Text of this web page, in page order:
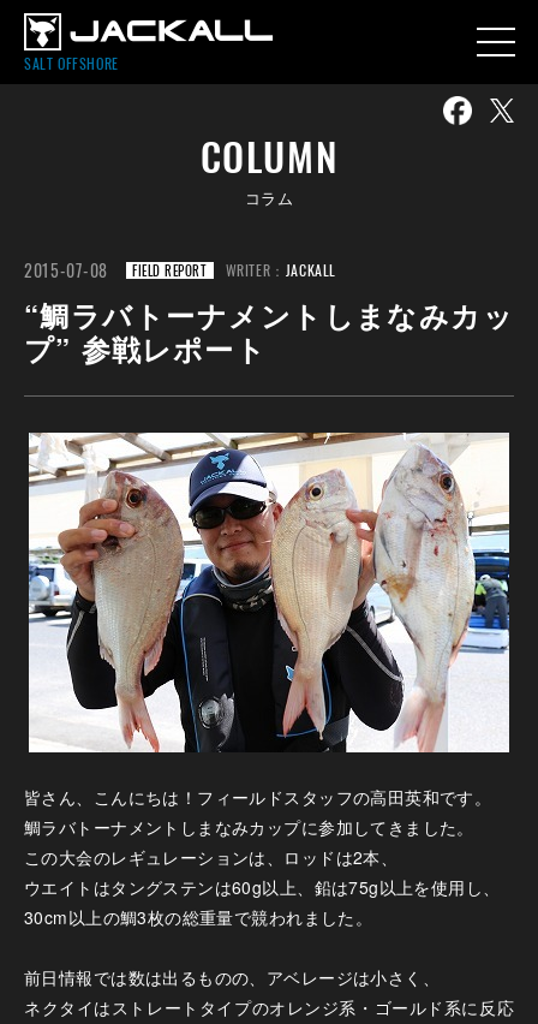
SALT OFFSHORE
COLUMN
コラム
2015-07-08 FIELD REPORT WRITER： JACKALL
“鯛ラバトーナメントしまなみカッ
プ” 参戦レポート
皆さん、こんにちは！フィールドスタッフの高田英和です。
鯛ラバトーナメントしまなみカップに参加してきました。
この大会のレギュレーションは、ロッドは2本、
ウエイトはタングステンは60g以上、鉛は75g以上を使用し、
30cm以上の鯛3枚の総重量で競われました。
前日情報では数は出るものの、アベレージは小さく、
ネクタイはストレートタイプのオレンジ系・ゴールド系に反応